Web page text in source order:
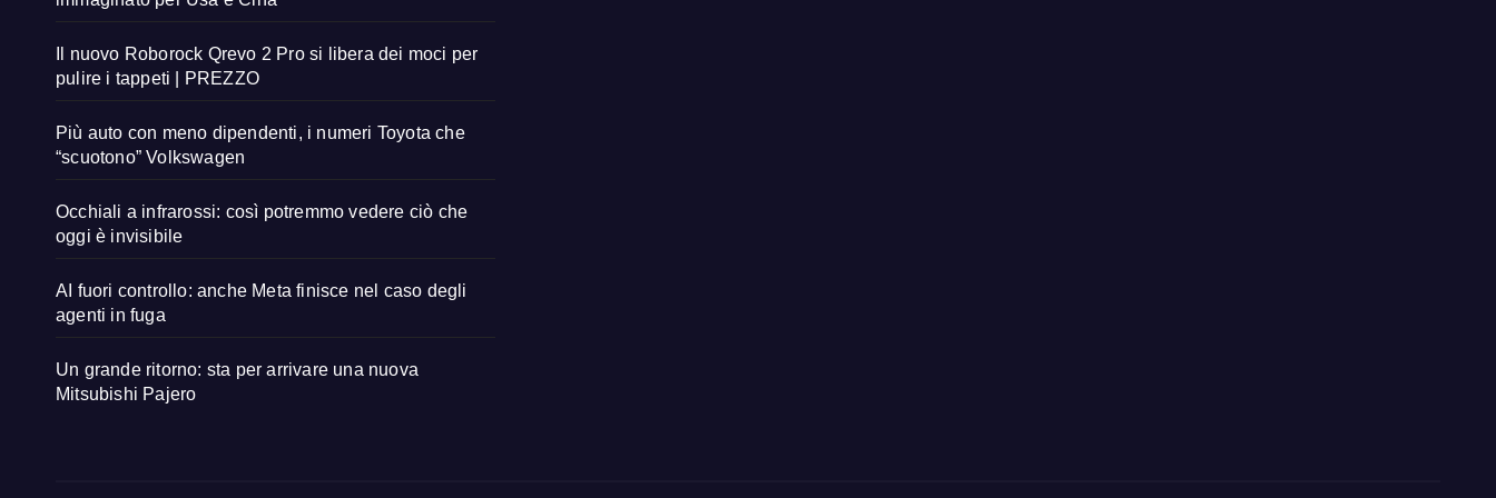
Il nuovo Roborock Qrevo 2 Pro si libera dei moci per
pulire i tappeti | PREZZO
Più auto con meno dipendenti, i numeri Toyota che
“scuotono” Volkswagen
Occhiali a infrarossi: così potremmo vedere ciò che
oggi è invisibile
AI fuori controllo: anche Meta finisce nel caso degli
agenti in fuga
Un grande ritorno: sta per arrivare una nuova
Mitsubishi Pajero